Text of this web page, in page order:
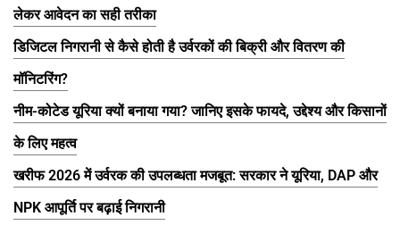
लेकर आवेदन का सही तरीका
डिजिटल निगरानी से कैसे होती है उर्वरकों की बिक्री और वितरण की
मॉनिटरिंग?
नीम-कोटेड यूरिया क्यों बनाया गया? जानिए इसके फायदे, उद्देश्य और किसानों
के लिए महत्व
खरीफ 2026 में उर्वरक की उपलब्धता मजबूत: सरकार ने यूरिया, DAP और
NPK आपूर्ति पर बढ़ाई निगरानी